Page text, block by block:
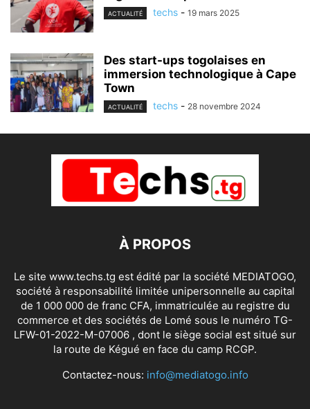
ACTUALITÉ techs - 19 mars 2025
Des start-ups togolaises en
immersion technologique à Cape
Town
ACTUALITÉ techs - 28 novembre 2024
À PROPOS
Le site www.techs.tg est édité par la société MEDIATOGO,
société à responsabilité limitée unipersonnelle au capital
de 1 000 000 de franc CFA, immatriculée au registre du
commerce et des sociétés de Lomé sous le numéro TG-
LFW-01-2022-M-07006 , dont le siège social est situé sur
la route de Kégué en face du camp RCGP.
Contactez-nous: info@mediatogo.info